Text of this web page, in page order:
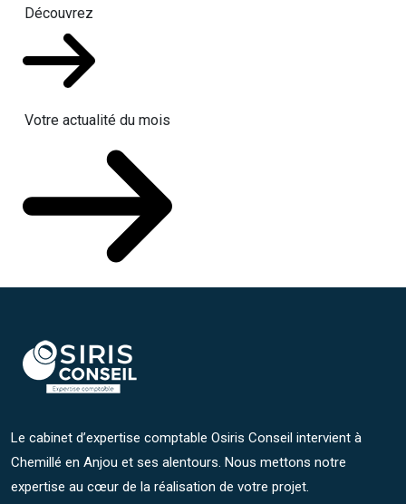
Découvrez
Votre actualité du mois
Le cabinet d’expertise comptable Osiris Conseil intervient à
Chemillé en Anjou et ses alentours. Nous mettons notre
expertise au cœur de la réalisation de votre projet.